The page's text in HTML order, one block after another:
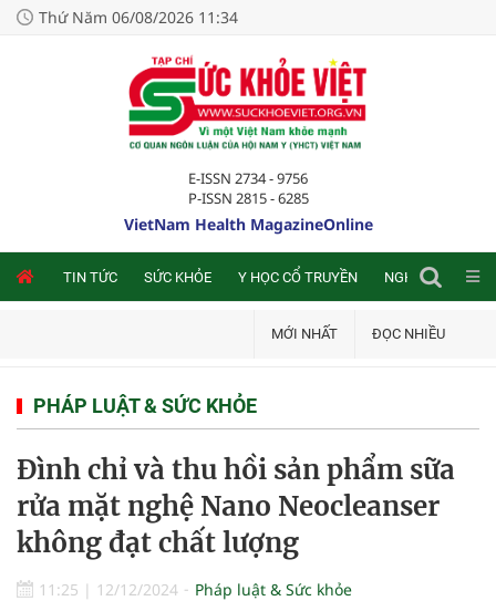
Thứ Năm 06/08/2026 11:34
E-ISSN 2734 - 9756
P-ISSN 2815 - 6285
VietNam Health MagazineOnline
TIN TỨC SỨC KHỎE Y HỌC CỔ TRUYỀN NGHIÊN CỨU
MỚI NHẤT ĐỌC NHIỀU
PHÁP LUẬT & SỨC KHỎE
Đình chỉ và thu hồi sản phẩm sữa
rửa mặt nghệ Nano Neocleanser
không đạt chất lượng
11:25 | 12/12/2024 Pháp luật & Sức khỏe